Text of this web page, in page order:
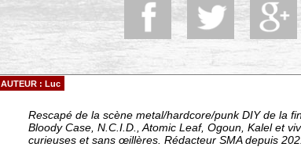
AUTEUR : Luc
Rescapé de la scène metal/hardcore/punk DIY de la
Bloody Case, N.C.I.D., Atomic Leaf, Ogoun, Kalel et
curieuses et sans œillères. Rédacteur SMA depuis